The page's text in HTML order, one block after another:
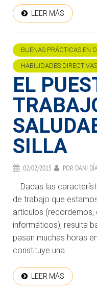
LEER MÁS
BUENAS PRÁCTICAS EN
HABILIDADES DIRECTIVAS
EL
SILLA
02/02/2015 POR DANI
. Dadas las
de trabajo que
artículos
informáticos), resulta
pasan muchas horas
constituye una...
LEER MÁS